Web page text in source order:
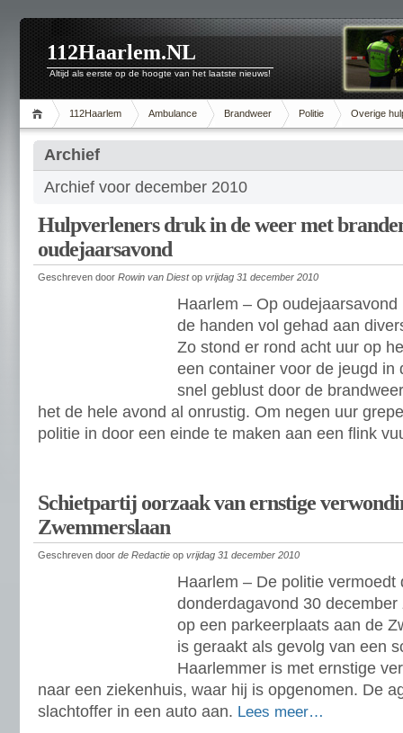
112Haarlem.NL
Altijd als eerste op de hoogte van het laatste nieuws!
112Haarlem Ambulance Brandweer Politie Overige
Archief
Archief voor december 2010
Hulpverleners druk in de weer met
oudejaarsavond
Geschreven door Rowin van Diestop vrijdag 31 december 2010
Haarlem – Op
de handen vol gehad aan
Zo stond er rond acht uur op
een container voor de jeugd in
snel geblust door de
het de hele avond al onrustig. Om negen uur
politie in door een einde te maken aan een flink
Schietpartij oorzaak van ernstige
Zwemmerslaan
Geschreven door de Redactie op vrijdag 31 december 2010
Haarlem – De politie vermoedt
donderdagavond 30
op een parkeerplaats aan de
is geraakt als gevolg van een
Haarlemmer is met ernstige
naar een ziekenhuis, waar hij is opgenomen. De
slachtoffer in een auto aan. Lees meer…